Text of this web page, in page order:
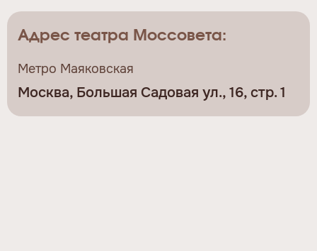
Адрес театра Моссовета:
Метро Маяковская
Москва, Большая Садовая ул., 16, стр. 1